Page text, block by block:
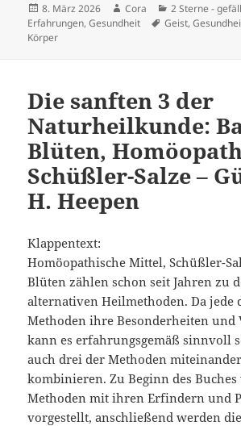
Veröffentlicht
am
8. März 2026 Autor
Cora Kategorien
2 Sterne -
Erfahrungen,Gesundheit Schlagwörter
Geist,
Körper
Die sanften 3 der
Naturheilkunde:
Blüten,
Schüßler-Salze –
H. Heepen
Klappentext:
Homöopathische Mittel, Schüßler-
Blüten zählen schon seit Jahren zu
alternativen Heilmethoden. Da jede
Methoden ihre Besonderheiten und
kann es erfahrungsgemäß sinnvoll
auch drei der Methoden
kombinieren. Zu Beginn des
Methoden mit ihren Erfindern und
vorgestellt, anschließend werden